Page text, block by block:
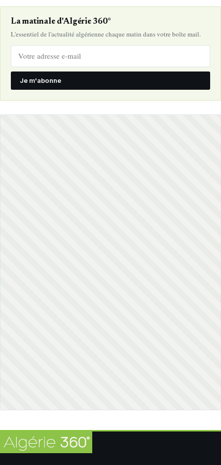
La matinale d'Algérie 360°
L'essentiel de l'actualité algérienne chaque matin dans votre boîte mail.
Je m'abonne